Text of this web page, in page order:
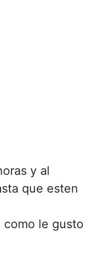
y al
que esten
le gusto